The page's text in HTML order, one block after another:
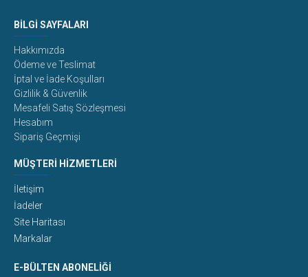
BILGI SAYFALARI
Hakkımızda
Ödeme ve Teslimat
İptal ve İade Koşulları
Gizlilik & Güvenlik
Mesafeli Satış Sözleşmesi
Hesabım
Sipariş Geçmişi
MÜŞTERI HIZMETLERI
İletişim
İadeler
Site Haritası
Markalar
E-BÜLTEN ABONELIĞI